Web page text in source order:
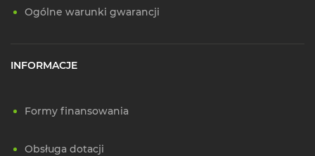
Ogólne warunki gwarancji
INFORMACJE
Formy finansowania
Obsługa dotacji